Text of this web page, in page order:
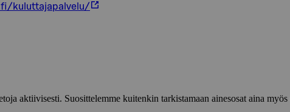
kuluttajapalvelu/
aktiivisesti. Suosittelemme kuitenkin tarkistamaan ainesosat aina